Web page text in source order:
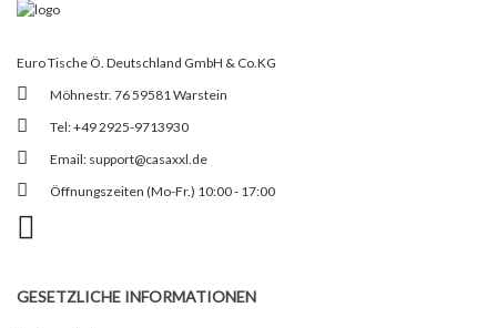
Euro Tische Ö. Deutschland GmbH & Co.KG
Möhnestr. 76 59581 Warstein
Tel: +49 2925-9713930
Email: support@casaxxl.de
Öffnungszeiten (Mo-Fr.) 10:00 - 17:00
GESETZLICHE INFORMATIONEN